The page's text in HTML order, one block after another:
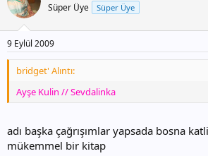
Süper Üye Süper Üye
9 Eylül 2009
bridget' Alıntı:
Ayşe Kulin // Sevdalinka
adı başka çağrışımlar yapsada bosna
mükemmel bir kitap